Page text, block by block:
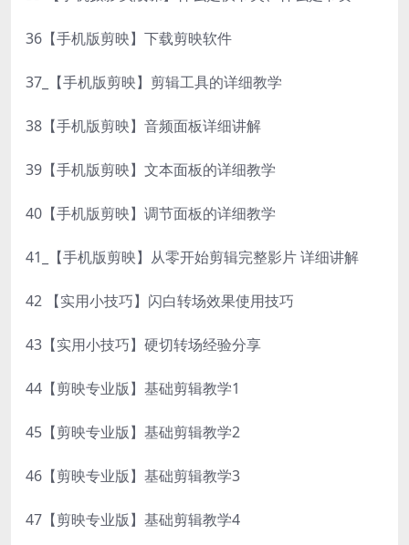
36【手机版剪映】下载剪映软件
37_【手机版剪映】剪辑工具的详细教学
38【手机版剪映】音频面板详细讲解
39【手机版剪映】文本面板的详细教学
40【手机版剪映】调节面板的详细教学
41_【手机版剪映】从零开始剪辑完整影片 详细讲解
42 【实用小技巧】闪白转场效果使用技巧
43【实用小技巧】硬切转场经验分享
44【剪映专业版】基础剪辑教学1
45【剪映专业版】基础剪辑教学2
46【剪映专业版】基础剪辑教学3
47【剪映专业版】基础剪辑教学4